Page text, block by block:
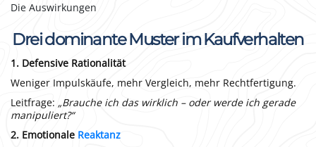
Die Auswirkungen
Drei dominante Muster im Kaufverhalten
1. Defensive Rationalität
Weniger Impulskäufe, mehr Vergleich, mehr Rechtfertigung.
Leitfrage: „Brauche ich das wirklich – oder werde ich gerade
manipuliert?“
2. Emotionale Reaktanz